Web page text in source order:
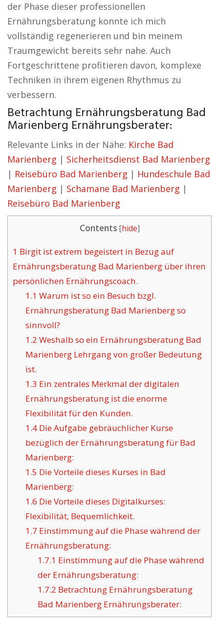
der Phase dieser professionellen
Ernährungsberatung konnte ich mich
vollständig regenerieren und bin meinem
Traumgewicht bereits sehr nahe. Auch
Fortgeschrittene profitieren davon, komplexe
Techniken in ihrem eigenen Rhythmus zu
verbessern.
Betrachtung Ernährungsberatung Bad
Marienberg Ernährungsberater:
Relevante Links in der Nähe: Kirche Bad
Marienberg | Sicherheitsdienst Bad Marienberg
| Reisebüro Bad Marienberg | Hundeschule Bad
Marienberg | Schamane Bad Marienberg |
Reisebüro Bad Marienberg
Contents [hide]
1 Birgit ist extrem begeistert in Bezug auf
Ernährungsberatung Bad Marienberg über ihren
persönlichen Ernährungscoach.
1.1 Warum ist so ein Besuch bzgl.
Ernährungsberatung Bad Marienberg so
sinnvoll?
1.2 Weshalb so ein Ernährungsberatung Bad
Marienberg Lehrgang von großer Bedeutung
ist.
1.3 Ein zentrales Merkmal der digitalen
Ernährungsberatung ist die enorme
Flexibilität für den Kunden.
1.4Die Aufgabe gebräuchlicher Kurse
bezüglich der Ernährungsberatung für Bad
Marienberg:
1.5 Die Vorteile dieses Kurses in Bad
Marienberg:
1.6 Die Vorteile dieses Digitalkurses:
Flexibilität, Bequemlichkeit.
1.7 Einstimmung auf die Phase während der
Ernährungsberatung:
1.7.1 Einstimmung auf die Phase während
der Ernährungsberatung:
1.7.2 Betrachtung Ernährungsberatung
Bad Marienberg Ernährungsberater: